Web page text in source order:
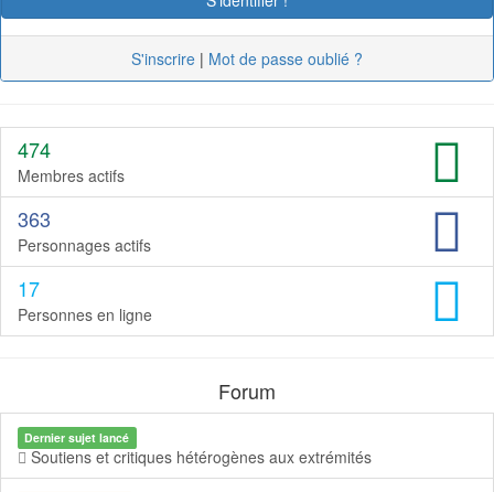
S'inscrire | Mot de passe oublié ?
474
Membres actifs
363
Personnages actifs
17
Personnes en ligne
Forum
Dernier sujet lancé
Soutiens et critiques hétérogènes aux extrémités